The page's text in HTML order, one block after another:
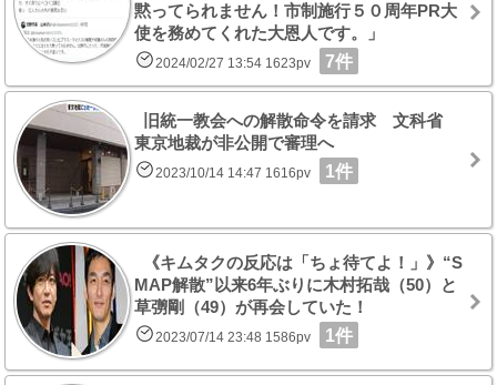
黙ってられません！市制施行５０周年PR大
使を務めてくれた大恩人です。」
2024/02/27 13:54 1623pv 7件
旧統一教会への解散命令を請求 文科省
東京地裁が非公開で審理へ
2023/10/14 14:47 1616pv 1件
《キムタクの反応は「ちょ待てよ！」》“S
MAP解散”以来6年ぶりに木村拓哉（50）と
草彅剛（49）が再会していた！
2023/07/14 23:48 1586pv 1件